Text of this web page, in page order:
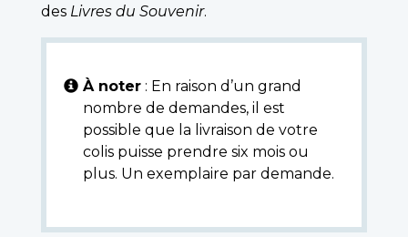
des Livres du Souvenir.
À noter : En raison d’un grand
nombre de demandes, il est
possible que la livraison de votre
colis puisse prendre six mois ou
plus. Un exemplaire par demande.